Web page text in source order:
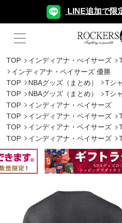
LINE追加で限
TOP インディアナ・ぺイサーズ
インディアナ・ペイサーズ 優勝
TOP
NBAグッズ（まとめ）
Tシ
TOP
NBAグッズ（まとめ）
Tシ
TOP
インディアナ・ペイサーズ
TOP
インディアナ・ペイサーズ
TOP
インディアナ・ペイサーズ
TOP
インディアナ・ペイサーズ